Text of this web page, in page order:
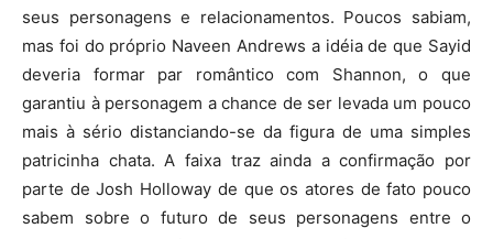
seus personagens e relacionamentos. Poucos sabiam,
mas foi do próprio Naveen Andrews a idéia de que Sayid
deveria formar par romântico com Shannon, o que
garantiu à personagem a chance de ser levada um pouco
mais à sério distanciando-se da figura de uma simples
patricinha chata. A faixa traz ainda a confirmação por
parte de Josh Holloway de que os atores de fato pouco
sabem sobre o futuro de seus personagens entre o